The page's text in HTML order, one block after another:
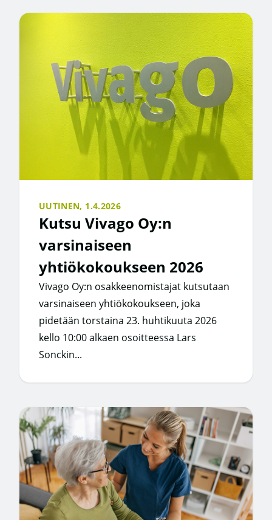
UUTINEN, 1.4.2026
Kutsu Vivago Oy:n
varsinaiseen
yhtiökokoukseen 2026
Vivago Oy:n osakkeenomistajat kutsutaan
varsinaiseen yhtiökokoukseen, joka
pidetään torstaina 23. huhtikuuta 2026
kello 10:00 alkaen osoitteessa Lars
Sonckin...